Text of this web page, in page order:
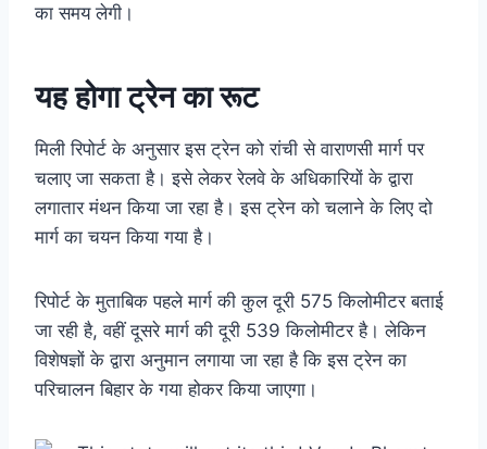
का समय लेगी।
यह होगा ट्रेन का रूट
मिली रिपोर्ट के अनुसार इस ट्रेन को रांची से वाराणसी मार्ग पर
चलाए जा सकता है। इसे लेकर रेलवे के अधिकारियों के द्वारा
लगातार मंथन किया जा रहा है। इस ट्रेन को चलाने के लिए दो
मार्ग का चयन किया गया है।
रिपोर्ट के मुताबिक पहले मार्ग की कुल दूरी 575 किलोमीटर बताई
जा रही है, वहीं दूसरे मार्ग की दूरी 539 किलोमीटर है। लेकिन
विशेषज्ञों के द्वारा अनुमान लगाया जा रहा है कि इस ट्रेन का
परिचालन बिहार के गया होकर किया जाएगा।